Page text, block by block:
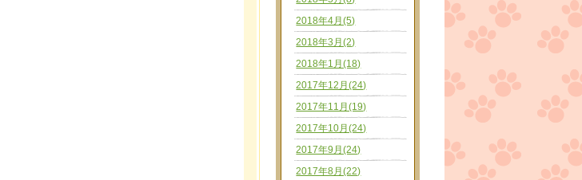
2018年4月(5)
2018年3月(2)
2018年1月(18)
2017年12月(24)
2017年11月(19)
2017年10月(24)
2017年9月(24)
2017年8月(22)